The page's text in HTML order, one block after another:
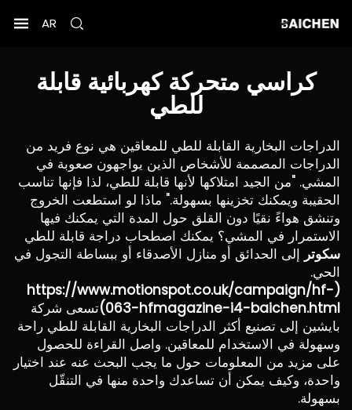
AR
كراسي متحركة كهربائية قابلة
للطي
الدراجات البخارية القابلة للطي للمعاقين هي نوع فريد من
الدراجات المصممة للأشخاص الذين يواجهون صعوبة في
المشي. "من الجيد امتلاكها لأنها قابلة للطي، لذا فإنها تناسب
الحقيبة ويمكنك تخزينها بسهولة." ماذا لو استطعت الخروج
وتنشق هواءً نقيًا دون القلق حول المدة التي يمكنك فيها
الاستمرار في المشي؟ يمكنك اصطحاب دراجة قابلة للطي
سكوتر إلى الحدائق أو منازل الأصدقاء أو ببساطة التجول في
الحي.
(
https://www.motionspot.co.uk/campaign/hf-
063-hfmagazine-i4-baichen.html
)تسعى شركة
بايشين إلى تصنيع أكثر الدراجات البخارية القابلة للطي راحة
وسهولة في الاستخدام للمعاقين. واصل القراءة للحصول
على مزيد من المعلومات حول ما يجب البحث عنه عند اختيار
واحدة، وكيف يمكن أن تساعدك واحدة منها في التنقّل
بسهولة.